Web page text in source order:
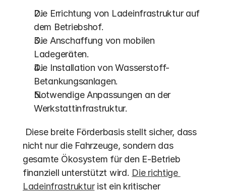
Die Errichtung von Ladeinfrastruktur auf
dem Betriebshof.
Die Anschaffung von mobilen
Ladegeräten.
Die Installation von Wasserstoff-
Betankungsanlagen.
Notwendige Anpassungen an der
Werkstattinfrastruktur.
nicht nur die Fahrzeuge, sondern das
gesamte Ökosystem für den E-Betrieb
finanziell unterstützt wird. Die richtige
Ladeinfrastruktur ist ein kritischer